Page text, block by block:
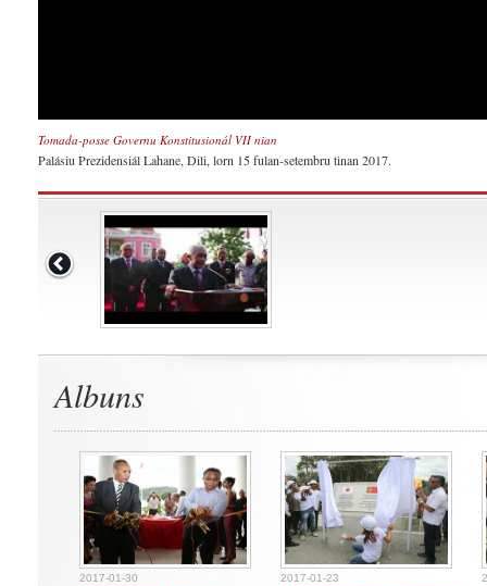
Tomada-posse Governu Konstitusionál VII nian
Palásiu Prezidensiál Lahane, Dili, lorn 15 fulan-setembru tinan 2017.
Albuns
2017-01-30 2017-01-23